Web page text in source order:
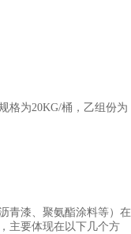
格为20KG/桶，乙组份为
青漆、聚氨酯涂料等）在
主要体现在以下几个方